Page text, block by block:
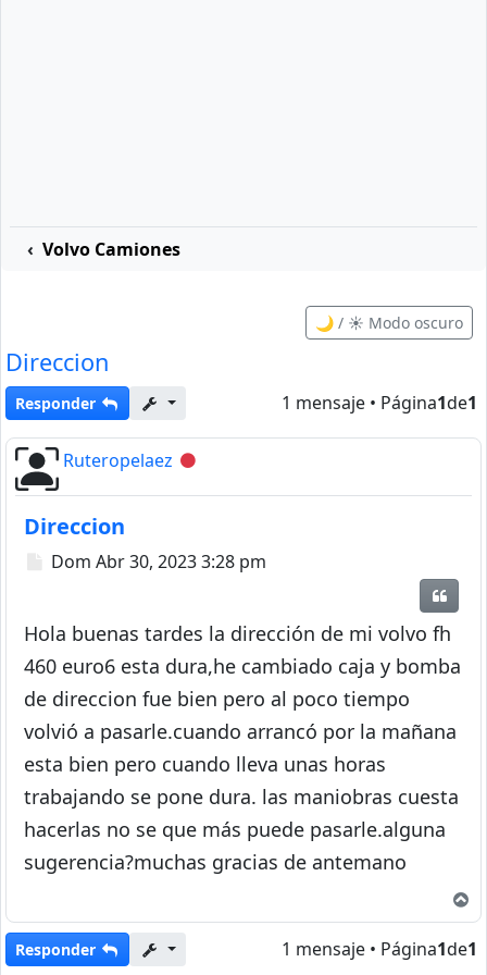
Volvo Camiones
🌙 / ☀️ Modo oscuro
Direccion
Responder 1 mensaje • Página1de1
Ruteropelaez Desconectado
Direccion
Mensaje
Dom Abr 30, 2023 3:28 pm
Hola buenas tardes la dirección de mi volvo fh
460 euro6 esta dura,he cambiado caja y bomba
de direccion fue bien pero al poco tiempo
volvió a pasarle.cuando arrancó por la mañana
esta bien pero cuando lleva unas horas
trabajando se pone dura. las maniobras cuesta
hacerlas no se que más puede pasarle.alguna
sugerencia?muchas gracias de antemano
Responder 1 mensaje • Página1de1